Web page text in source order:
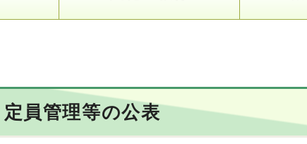
員管理等の公表